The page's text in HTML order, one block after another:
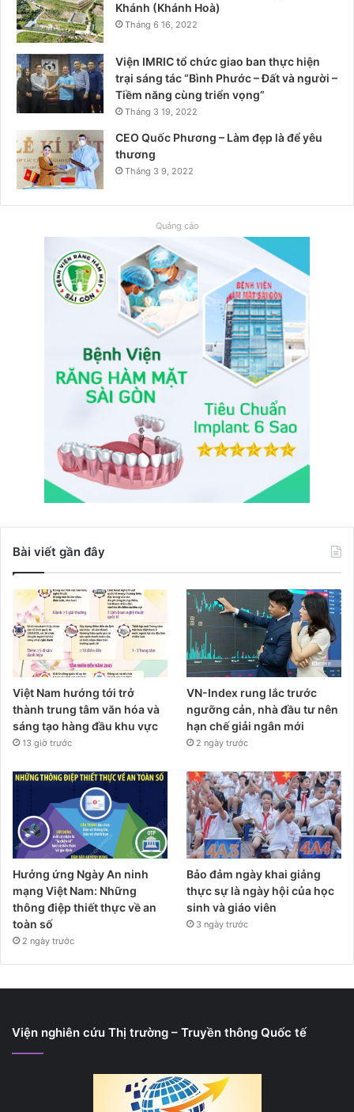
Khánh (Khánh Hoà)
Tháng 6 16, 2022
Viện IMRIC tổ chức giao ban thực hiện
trại sáng tác “Bình Phước – Đất và người –
Tiềm năng cùng triển vọng”
Tháng 3 19, 2022
CEO Quốc Phương – Làm đẹp là để yêu
thương
Tháng 3 9, 2022
Quảng cáo
Bài viết gần đây
Việt Nam hướng tới trở
thành trung tâm văn hóa và
sáng tạo hàng đầu khu vực
13 giờ trước
VN-Index rung lắc trước
ngưỡng cản, nhà đầu tư nên
hạn chế giải ngân mới
2 ngày trước
Hưởng ứng Ngày An ninh
mạng Việt Nam: Những
thông điệp thiết thực về an
toàn số
2 ngày trước
Bảo đảm ngày khai giảng
thực sự là ngày hội của học
sinh và giáo viên
3 ngày trước
Viện nghiên cứu Thị trường – Truyền thông Quốc tế